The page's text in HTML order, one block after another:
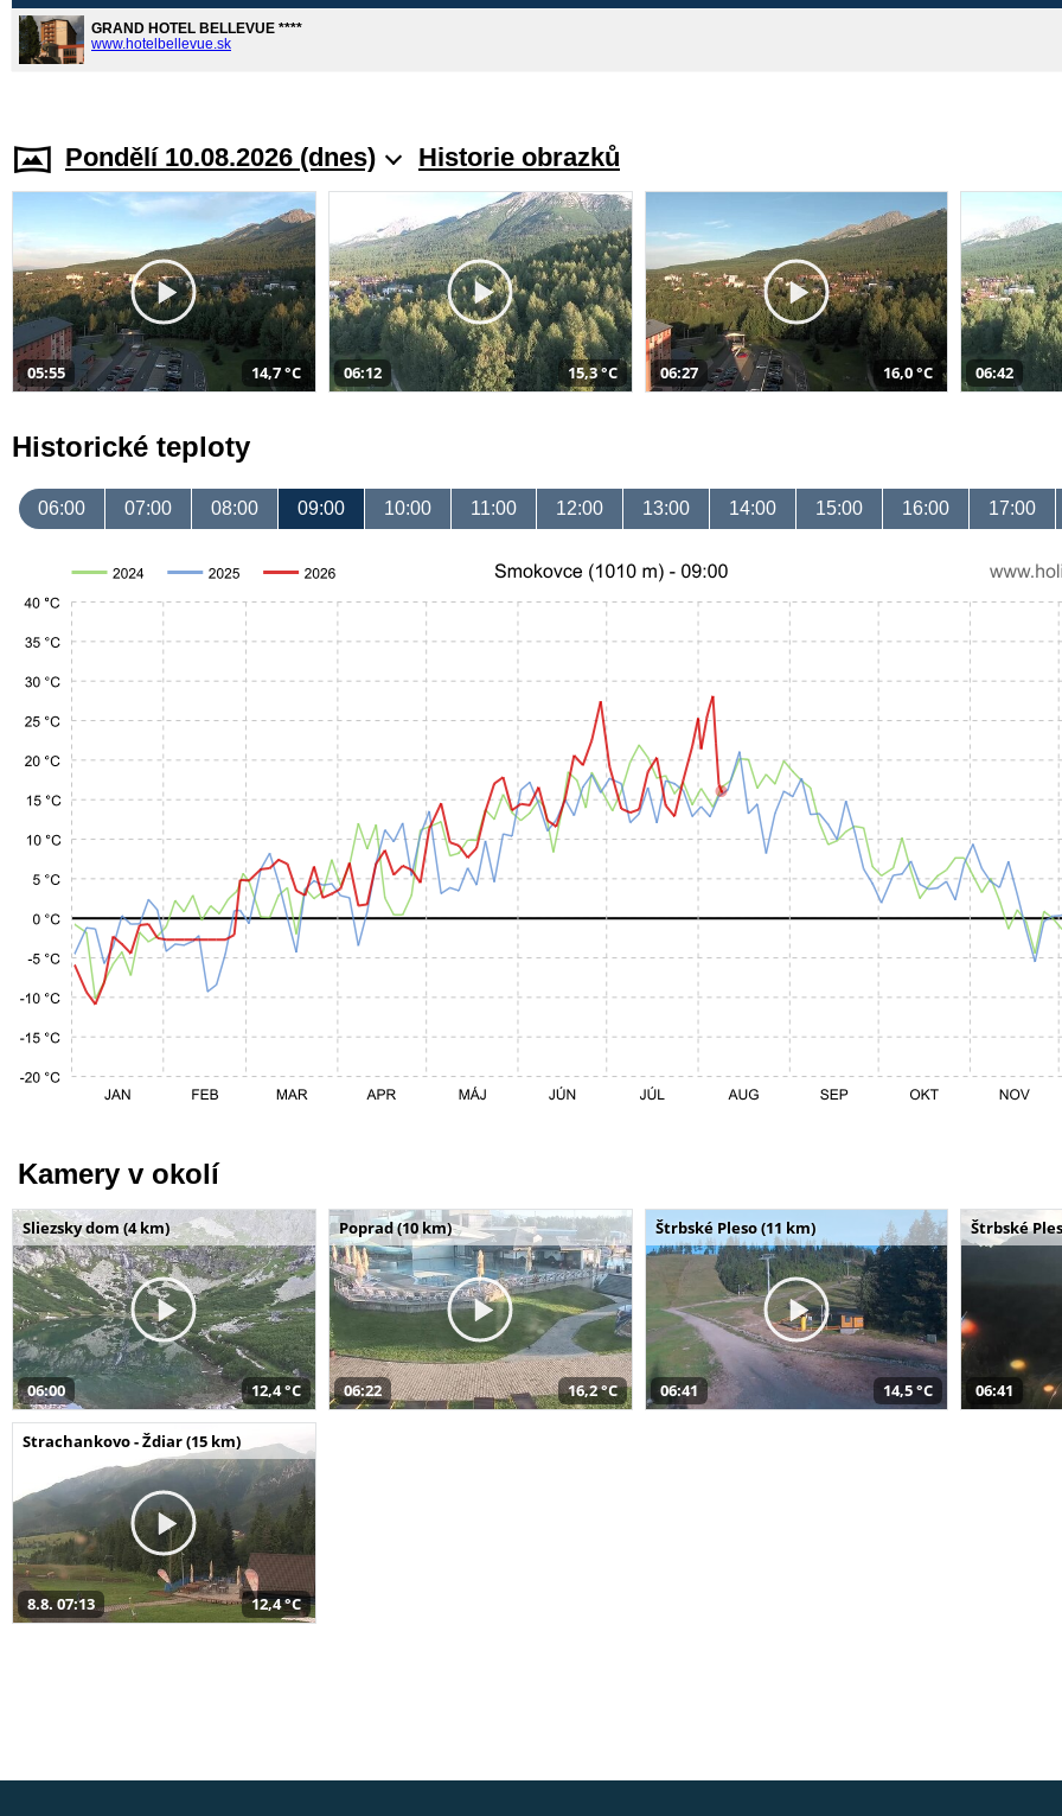
GRAND HOTEL BELLEVUE ****
www.hotelbellevue.sk
Pondělí 10.08.2026 (dnes) Historie obrazků
05:55 14,7 °C 06:12 15,3 °C 06:27 16,0 °C 06:42
Historické teploty
06:00 07:00 08:00 09:00 10:00 11:00 12:00 13:00 14:00 15:00 16:00 17:00
Kamery v okolí
Sliezsky dom (4 km)
06:00 12,4 °C
Poprad (10 km)
06:22 16,2 °C
Štrbské Pleso (11 km)
06:41 14,5 °C
Štrbské
06:41
Strachankovo - Ždiar (15 km)
8.8. 07:13 12,4 °C